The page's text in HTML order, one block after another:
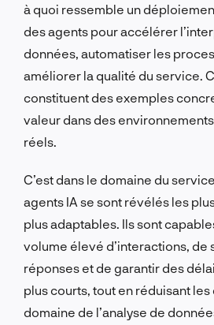
à quoi ressemble un
des agents pour accélérer
données, automatiser les
améliorer la qualité du service.
constituent des exemples
valeur dans des
réels.
C’est dans le domaine du
agents IA se sont révélés les
plus adaptables. Ils sont
volume élevé d’interactions, de
réponses et de garantir des
plus courts, tout en réduisant les
domaine de l’analyse de